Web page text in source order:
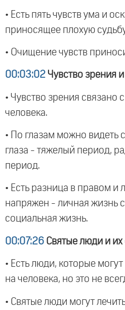
• Есть пять чувств ума и
приносящее плохую
• Очищение чувств
00:03:02 Чувство зрения
• Чувство зрения связано
человека.
• По глазам можно видеть
глаза - тяжелый период,
период.
• Есть разница в правом и
напряжен - личная жизнь
социальная жизнь.
00:07:26 Святые люди и
• Есть люди, которые
на человека, но это не
• Святые люди могут